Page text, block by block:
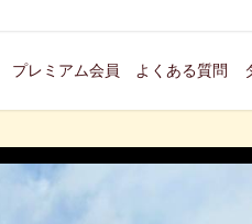
プレミアム会員 よくある質問